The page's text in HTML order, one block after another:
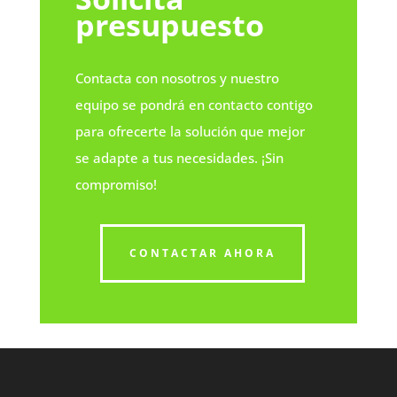
presupuesto
Contacta con nosotros y nuestro
equipo se pondrá en contacto contigo
para ofrecerte la solución que mejor
se adapte a tus necesidades. ¡Sin
compromiso!
CONTACTAR AHORA